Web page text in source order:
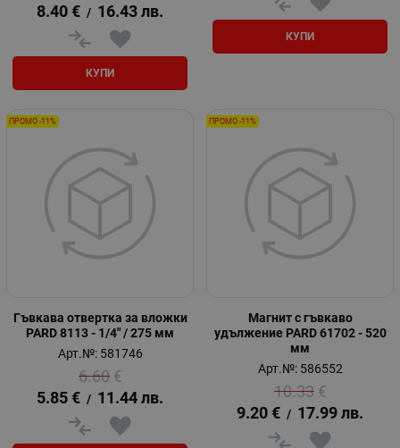
8.40 € / 16.43 лв.
КУПИ
КУПИ
Гъвкава отвертка за вложки
PARD 8113 - 1/4" / 275 мм
Арт.№: 581746
6.60 €
5.85 € / 11.44 лв.
ПРОМО -11%
Магнит с гъвкаво
удължение PARD 61702 - 520
мм
Арт.№: 586552
10.33 €
9.20 € / 17.99 лв.
ПРОМО -11%